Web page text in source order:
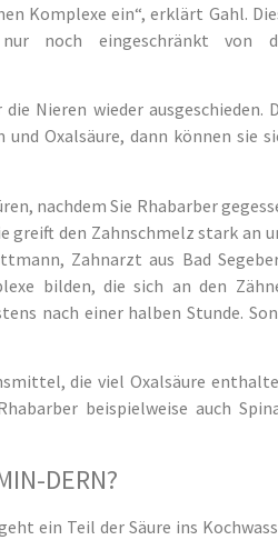
Komplexe ein“, erklärt Gahl.
noch eingeschränkt von
Nieren wieder ausgeschieden.
Oxalsäure, dann können sie
nachdem Sie Rhabarber
greift den Zahnschmelz stark an
Zahnarzt aus Bad
bilden, die sich an den
nach einer halben Stunde.
die viel Oxalsäure
beispielweise auch
DERN?
ein Teil der Säure ins